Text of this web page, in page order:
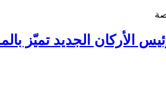
الأركان الجديد تميّز